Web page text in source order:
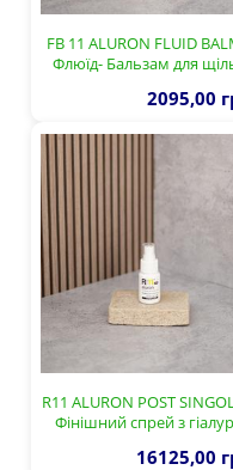
FB 11 ALURON FLUID
Флюїд- Бальзам для
2095,00
R11 ALURON POST
Фінішний спрей з
16125,00